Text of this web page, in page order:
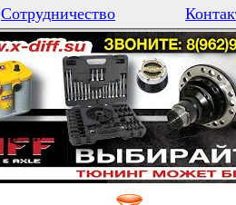
Сотрудничество